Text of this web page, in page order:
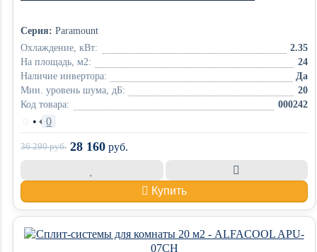
Серия: Paramount
Охлаждение, кВт:
2.35
На площадь, м2:
24
Наличие инвертора:
Да
Мин. уровень шума, дБ:
20
Код товара:
000242
• 0
36 290руб. 28 160 руб.
Купить